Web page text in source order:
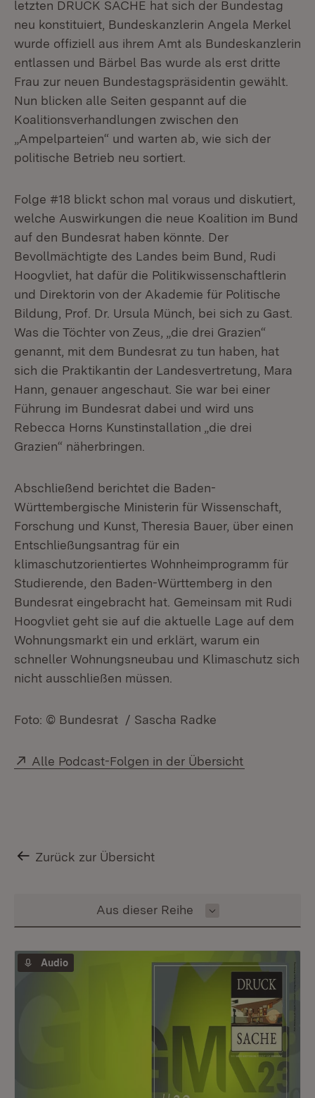
letzten DRUCK SACHE hat sich der Bundestag
neu konstituiert, Bundeskanzlerin Angela Merkel
wurde offiziell aus ihrem Amt als Bundeskanzlerin
entlassen und Bärbel Bas wurde als erst dritte
Frau zur neuen Bundestagspräsidentin gewählt.
Nun blicken alle Seiten gespannt auf die
Koalitionsverhandlungen zwischen den
„Ampelparteien“ und warten ab, wie sich der
politische Betrieb neu sortiert.
Folge #18 blickt schon mal voraus und diskutiert,
welche Auswirkungen die neue Koalition im Bund
auf den Bundesrat haben könnte. Der
Bevollmächtigte des Landes beim Bund, Rudi
Hoogvliet, hat dafür die Politikwissenschaftlerin
und Direktorin von der Akademie für Politische
Bildung, Prof. Dr. Ursula Münch, bei sich zu Gast.
Was die Töchter von Zeus, „die drei Grazien“
genannt, mit dem Bundesrat zu tun haben, hat
sich die Praktikantin der Landesvertretung, Mara
Hann, genauer angeschaut. Sie war bei einer
Führung im Bundesrat dabei und wird uns
Rebecca Horns Kunstinstallation „die drei
Grazien“ näherbringen.
Abschließend berichtet die Baden-
Württembergische Ministerin für Wissenschaft,
Forschung und Kunst, Theresia Bauer, über einen
Entschließungsantrag für ein
klimaschutzorientiertes Wohnheimprogramm für
Studierende, den Baden-Württemberg in den
Bundesrat eingebracht hat. Gemeinsam mit Rudi
Hoogvliet geht sie auf die aktuelle Lage auf dem
Wohnungsmarkt ein und erklärt, warum ein
schneller Wohnungsneubau und Klimaschutz sich
nicht ausschließen müssen.
Foto: © Bundesrat / Sascha Radke
Extern:
Alle Podcast-Folgen in der Übersicht
Zurück zur Übersicht
Inhalt auswählen
Aus dieser Reihe
Audio